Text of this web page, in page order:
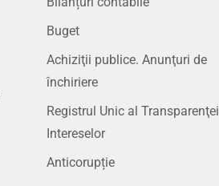
Buget
Achiziţii publice. Anunţuri de
închiriere
Registrul Unic al Transparenţei
Intereselor
Anticorupție